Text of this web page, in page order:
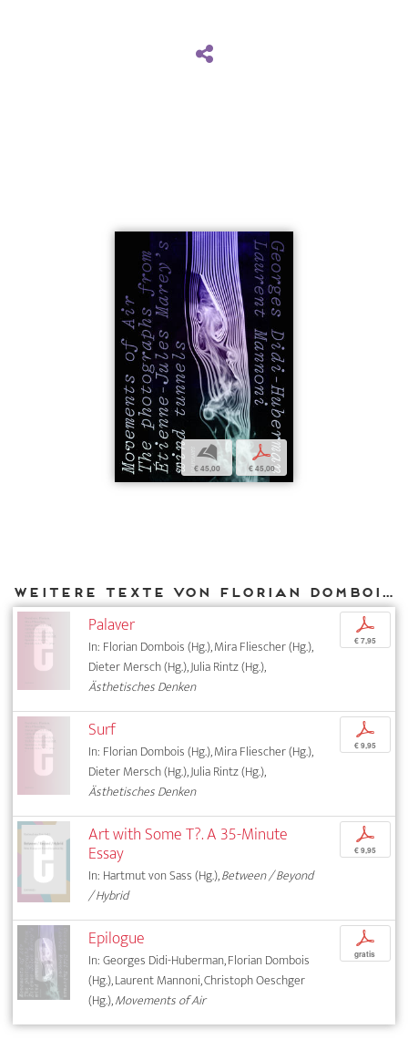
b
€ 45,00
p
€ 45,00
Weitere Texte von Florian Dombois bei DIAPHANES
Palaver
In: Florian Dombois (Hg.), Mira Fliescher (Hg.),
Dieter Mersch (Hg.), Julia Rintz (Hg.),
Ästhetisches Denken
p
€ 7,95
Surf
In: Florian Dombois (Hg.), Mira Fliescher (Hg.),
Dieter Mersch (Hg.), Julia Rintz (Hg.),
Ästhetisches Denken
p
€ 9,95
Art with Some T?. A 35-Minute
Essay
In: Hartmut von Sass (Hg.),Between / Beyond
/ Hybrid
p
€ 9,95
Epilogue
In: Georges Didi-Huberman, Florian Dombois
(Hg.), Laurent Mannoni, Christoph Oeschger
(Hg.),Movements of Air
p
gratis